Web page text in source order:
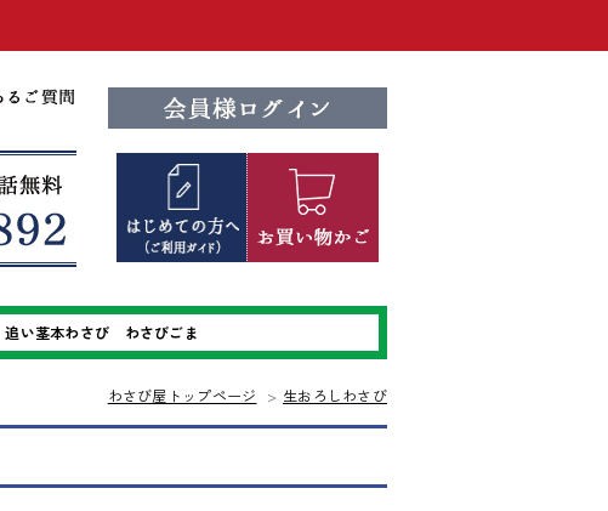
追い茎本わさび わさびごま
わさび屋トップページ > 生おろしわさび